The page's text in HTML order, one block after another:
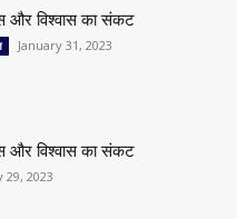
और विश्वास का संकट
January 31, 2023
और विश्वास का संकट
29, 2023